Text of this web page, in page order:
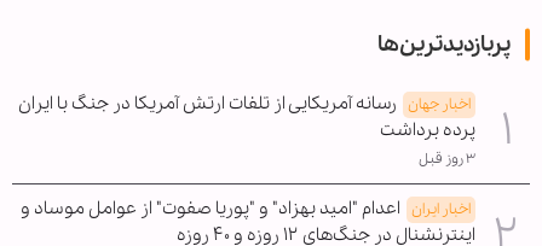
پربازدیدترین‌ها
اخبار جهان رسانه آمریکایی از تلفات ارتش آمریکا در جنگ با ایران
پرده برداشت
۳ روز قبل
اخبار ایران اعدام "امید بهزاد" و "پوریا صفوت" از عوامل موساد و
اینترنشنال در جنگ‌های ۱۲ روزه و ۴۰ روزه